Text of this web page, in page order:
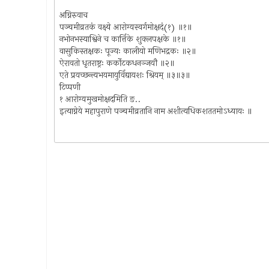
अग्निरुवाच
पञ्चमीव्रतकं वक्ष्ये आरोग्यस्वर्गमोक्षदं(१) ॥१॥
नभोनभस्याश्विने च कार्त्तिके शुक्लपक्षके ॥१॥
वासुकिस्तक्षकः पूज्यः कालीयो मणिभद्रकः ॥२॥
ऐरावतो धृतराष्ट्रः कर्कोटकधनञ्जयौ ॥२॥
एते प्रयच्छन्त्यभयमायुर्विद्यायशः श्रियम् ॥३॥३॥
टिप्पणी
१ आरोग्यमुखमोक्षदमिति ङ..
इत्याग्नेये महापुराणे पञ्चमीव्रतानि नाम अशीत्यधिकशततमोऽध्यायः ॥